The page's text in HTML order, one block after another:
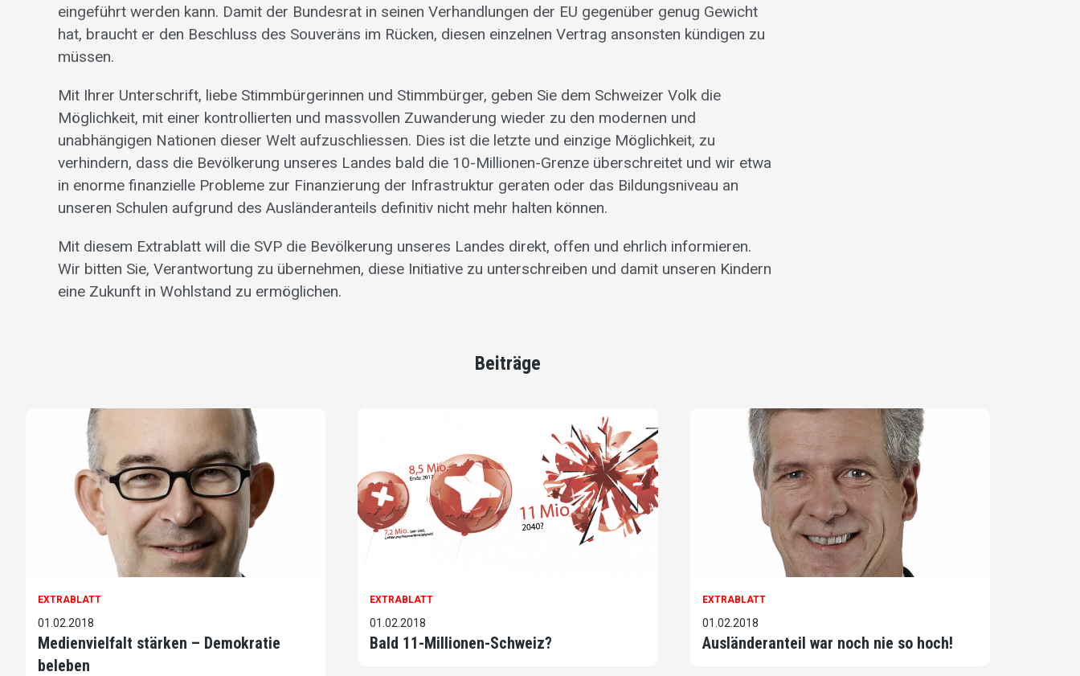
eingeführt werden kann. Damit der Bundesrat in seinen Verhandlungen der EU gegenüber genug Gewicht
hat, braucht er den Beschluss des Souveräns im Rücken, diesen einzelnen Vertrag ansonsten kündigen zu
müssen.
Mit Ihrer Unterschrift, liebe Stimmbürgerinnen und Stimmbürger, geben Sie dem Schweizer Volk die
Möglichkeit, mit einer kontrollierten und massvollen Zuwanderung wieder zu den modernen und
unabhängigen Nationen dieser Welt aufzuschliessen. Dies ist die letzte und einzige Möglichkeit, zu
verhindern, dass die Bevölkerung unseres Landes bald die 10-Millionen-Grenze überschreitet und wir etwa
in enorme finanzielle Probleme zur Finanzierung der Infrastruktur geraten oder das Bildungsniveau an
unseren Schulen aufgrund des Ausländeranteils definitiv nicht mehr halten können.
Mit diesem Extrablatt will die SVP die Bevölkerung unseres Landes direkt, offen und ehrlich informieren.
Wir bitten Sie, Verantwortung zu übernehmen, diese Initiative zu unterschreiben und damit unseren Kindern
eine Zukunft in Wohlstand zu ermöglichen.
Beiträge
EXTRABLATT
01.02.2018
Medienvielfalt stärken – Demokratie
beleben
EXTRABLATT
01.02.2018
Bald 11-Millionen-Schweiz?
EXTRABLATT
01.02.2018
Ausländeranteil war noch nie so hoch!